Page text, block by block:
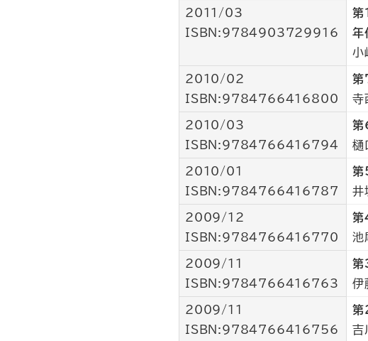
2011/03
ISBN:9784903729916
第
年
小
2010/02
ISBN:9784766416800
第
寺
2010/03
ISBN:9784766416794
第
樋
2010/01
ISBN:9784766416787
第
井
2009/12
ISBN:9784766416770
第
池
2009/11
ISBN:9784766416763
第
伊
2009/11
ISBN:9784766416756
第
吉